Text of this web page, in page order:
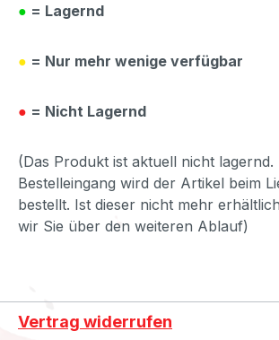
● = Lagernd
● = Nur mehr wenige verfügbar
● = Nicht Lagernd
(Das Produkt ist aktuell nicht lagernd.
Bestelleingang wird der Artikel beim
bestellt. Ist dieser nicht mehr
wir Sie über den weiteren Ablauf)
Vertrag widerrufen